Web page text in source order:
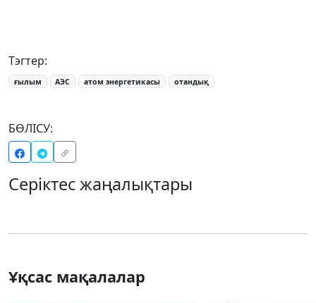
Тэгтер:
ғылым АЭС атом энергетикасы отандық
БӨЛІСУ:
Серіктес жаңалықтары
Ұқсас мақалалар